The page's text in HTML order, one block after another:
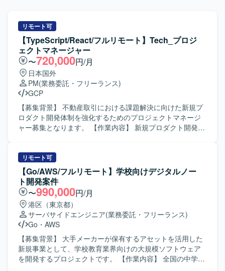
リモート可
【TypeScript/React/フルリモート】Tech_プロジ
ェクトマネージャー
〜720,000円/月
日本国外
PM(業務委託・フリーランス)
GCP
【募集背景】 不動産取引における課題解決に向けた新規プ
ロダクト開発体制を強化するためのプロジェクトマネージ
ャー募集となります。 【作業内容】 新規プロダクト開発を
クトバックログの管理、各スプリントの計画およびタスク
進捗管理、スプリントレトロスペクティブの実施を行って
いただきます。また、課題管理やリスク管理などのプロジ
ェクト実行管理、プロダクトの品質管理および品質向上施
策の実践もお任せいたします。さらに、スクラムマスター
としてスクラムチームの運営を行っていただきます。 【求
める人物像】 プロジェクトの目的やゴールを理解し、自律
的に計画立案と推進ができる方を求めております。関係者
とのコミュニケーションを円滑に行い、課題やリスクを整
理しながら着実にプロジェクトを前進させられる方にご活
躍いただきたいと考えております。スクラムチームの一員
リモート可
【Go/AWS/フルリモート】学校向けデジタルノー
ト開発案件
〜990,000円/月
港区（東京都）
サーバサイドエンジニア(業務委託・フリーランス)
Go ・ AWS
【募集背景】 大手メーカーが保有するアセットを活用した
新規事業として、学校教育業界向けの大規模ソフトウェア
を開発するプロジェクトです。 【作業内容】 全国の中学